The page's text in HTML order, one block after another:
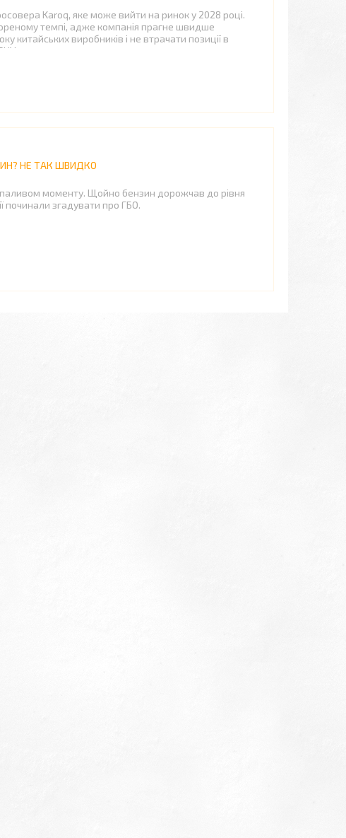
Karoq, яке може вийти на ринок у 2028 році.
темпі, адже компанія прагне швидше
китайських виробників і не втрачати позиції в
НЕ ТАК ШВИДКО
паливом моменту. Щойно бензин дорожчав до рівня
починали згадувати про ГБО.